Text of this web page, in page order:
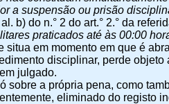
a suspensão ou prisão
b) do n.° 2 do art.° 2.° da
praticados até às 00:00
situa em momento em que é
disciplinar, perde
julgado.
sobre a própria pena, como
eliminado do registo